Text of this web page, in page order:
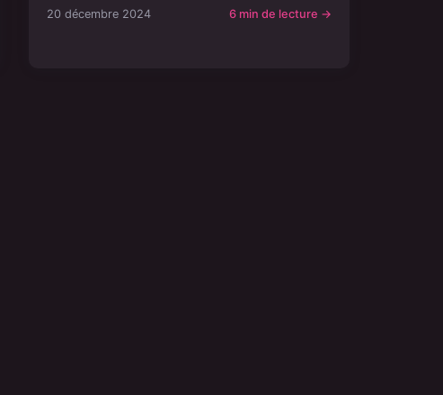
20 décembre 2024 6 min de lecture →